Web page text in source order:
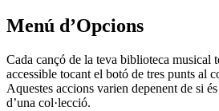
Menú d’Opcions
Cada cançó de la teva biblioteca musical
accessible tocant el botó de tres punts al
Aquestes accions varien depenent de si
d’una col·lecció.